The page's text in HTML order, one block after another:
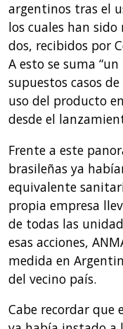
argentinos tras el
los cuales han
dos, recibidos por
A esto se suma
supuestos casos
uso del producto
desde el
Frente a este
brasileñas ya
equivalente
propia empresa
de todas las
esas acciones,
medida en
del vecino país.
Cabe recordar que